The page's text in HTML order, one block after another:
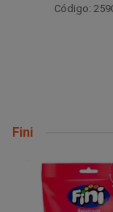
Código:
Fini